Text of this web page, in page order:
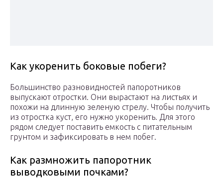
Как укоренить боковые побеги?
Большинство разновидностей папоротников
выпускают отростки. Они вырастают на листьях и
похожи на длинную зеленую стрелу. Чтобы получить
из отростка куст, его нужно укоренить. Для этого
рядом следует поставить емкость с питательным
грунтом и зафиксировать в нем побег.
Как размножить папоротник
выводковыми почками?